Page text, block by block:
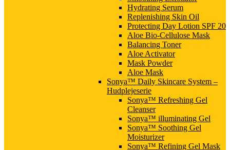
Hydrating Serum
Replenishing Skin Oil
Protecting Day Lotion SPF 20
Aloe Bio-Cellulose Mask
Balancing Toner
Aloe Activator
Mask Powder
Aloe Mask
Sonya™ Daily Skincare System –
Hudplejeserie
Sonya™ Refreshing Gel
Cleanser
Sonya™ illuminating Gel
Sonya™ Soothing Gel
Moisturizer
Sonya™ Refining Gel Mask